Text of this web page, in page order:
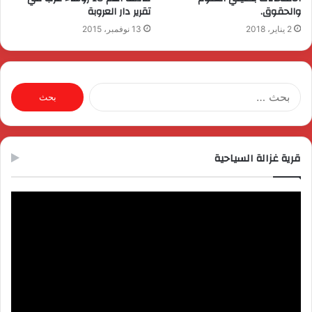
والحقوق.
2 يناير، 2018
تقرير دار العروبة
13 نوفمبر، 2015
البحث
عن:
قرية غزالة السياحية